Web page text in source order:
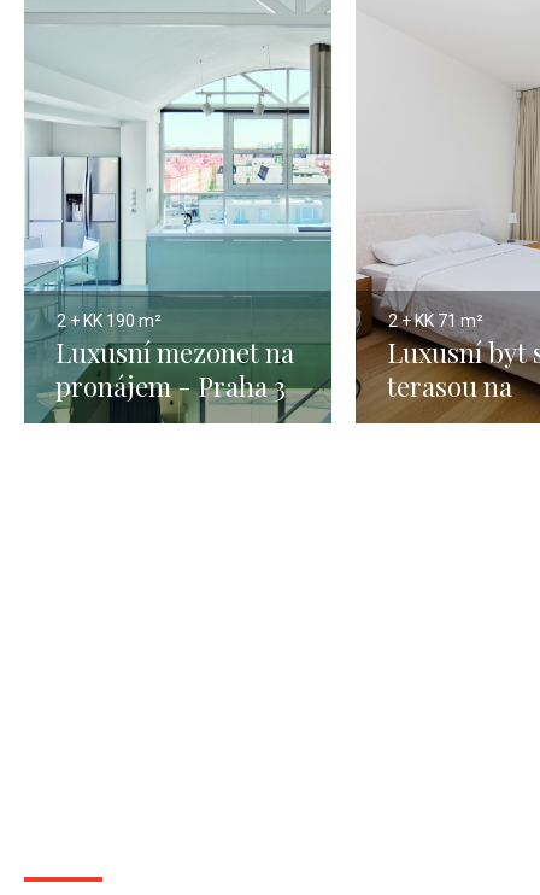
2 + KK 190 m²
Luxusní mezonet na
pronájem - Praha 3
- 190 m2
2 + KK 71 m²
Luxusní byt
terasou na
krátkodobý